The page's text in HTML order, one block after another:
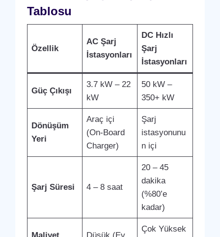
Tablosu
Özellik
AC Şarj
İstasyonları
DC Hızlı
Şarj
İstasyonları
Güç Çıkışı
3.7 kW – 22
kW
50 kW –
350+ kW
Dönüşüm
Yeri
Araç içi
(On-Board
Charger)
Şarj
istasyonunu
n içi
Şarj Süresi 4 – 8 saat
20 – 45
dakika
(%80’e
kadar)
Çok Yüksek